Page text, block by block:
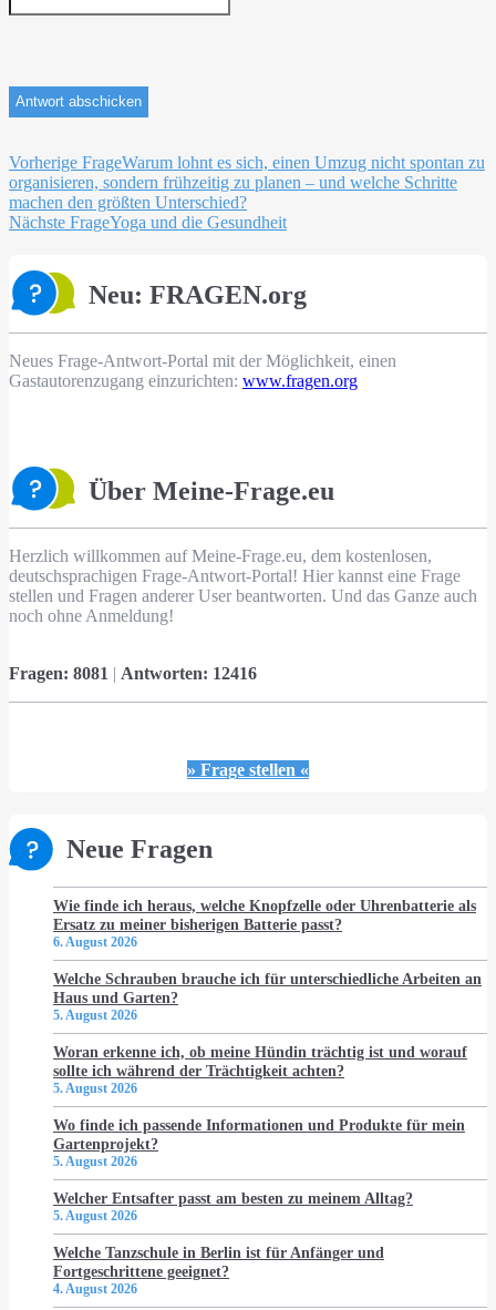
Beitragsnavigation
Vorherige FrageWarum lohnt es sich, einen Umzug nicht spontan zu
organisieren, sondern frühzeitig zu planen – und welche Schritte
machen den größten Unterschied?
Nächste FrageYoga und die Gesundheit
Neu: FRAGEN.org
Neues Frage-Antwort-Portal mit der Möglichkeit, einen
Gastautorenzugang einzurichten: www.fragen.org
Über Meine-Frage.eu
Herzlich willkommen auf Meine-Frage.eu, dem kostenlosen,
deutschsprachigen Frage-Antwort-Portal! Hier kannst eine Frage
stellen und Fragen anderer User beantworten. Und das Ganze auch
noch ohne Anmeldung!
Fragen: 8081 | Antworten: 12416
» Frage stellen «
Neue Fragen
Wie finde ich heraus, welche Knopfzelle oder Uhrenbatterie als
Ersatz zu meiner bisherigen Batterie passt?
6. August 2026
Welche Schrauben brauche ich für unterschiedliche Arbeiten an
Haus und Garten?
5. August 2026
Woran erkenne ich, ob meine Hündin trächtig ist und worauf
sollte ich während der Trächtigkeit achten?
5. August 2026
Wo finde ich passende Informationen und Produkte für mein
Gartenprojekt?
5. August 2026
Welcher Entsafter passt am besten zu meinem Alltag?
5. August 2026
Welche Tanzschule in Berlin ist für Anfänger und
Fortgeschrittene geeignet?
4. August 2026